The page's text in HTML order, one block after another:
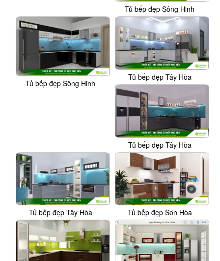
Tủ bếp đẹp Sông Hinh
Tủ bếp đẹp Sông Hinh
Tủ bếp đẹp Tây Hòa
Tủ bếp đẹp Tây Hòa
Tủ bếp đẹp Tây Hòa Tủ bếp đẹp Sơn Hòa